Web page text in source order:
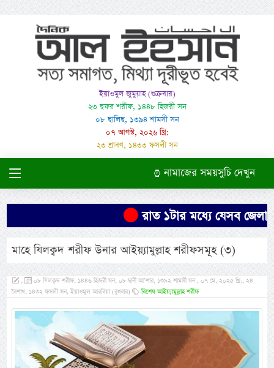
ইয়াওমুল জুমুয়াহ (শুক্রবার)
২৩ ছফর শরীফ, ১৪৪৮ হিজরী সন
০৮ ছালিছ, ১৩৯৪ শামসী সন
০৭ আগস্ট, ২০২৬ খ্রি:
২৩ শ্রাবণ, ১৪৩৩ ফসলী সন
নামাজের সময়সুচি দেখুন
রাত ১টার মধ্যে যেসব জেলায়
মাহে যিলক্বদ শরীফ উনার আইয়্যামুল্লাহ শরীফসমূহ (৩)
,
০৮ যিলক্বদ শরীফ, ১৪৪৬ হিজরী সন, ০৮ ছানী আ’শার, ১৩৯২ শামসী সন , ০৭ মে, ২০২৫ খ্রি:, ২৪
বৈশাখ, ১৪৩২ ফসলী সন, ইয়াওমুল আরবিয়া (বুধবার)
বিশেষ আইয়্যামুল্লাহ শরীফ